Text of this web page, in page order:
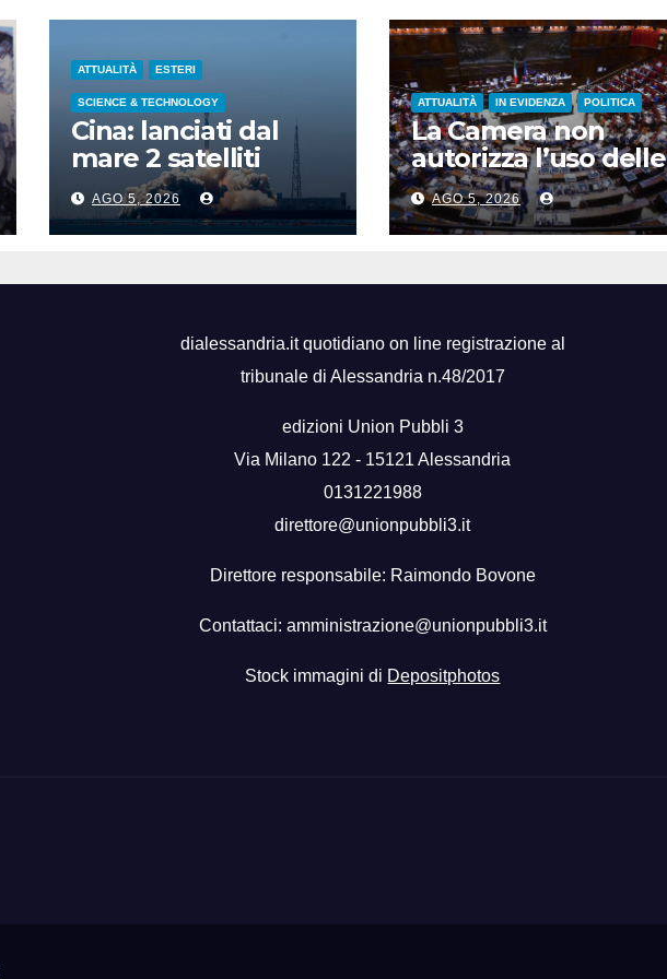
ATTUALITÀ ESTERI
SCIENCE & TECHNOLOGY
Cina: lanciati dal
mare 2 satelliti
iperspettrali nello
Shandong
AGO 5, 2026
ATTUALITÀ IN EVIDENZA POLITICA
La Camera non
autorizza l’uso delle
chat di Delmastro,
voto a scrutinio
segreto
AGO 5, 2026
dialessandria.it quotidiano on line registrazione al
tribunale di Alessandria n.48/2017
edizioni Union Pubbli 3
Via Milano 122 - 15121 Alessandria
0131221988
direttore@unionpubbli3.it
Direttore responsabile: Raimondo Bovone
Contattaci: amministrazione@unionpubbli3.it
Stock immagini di Depositphotos